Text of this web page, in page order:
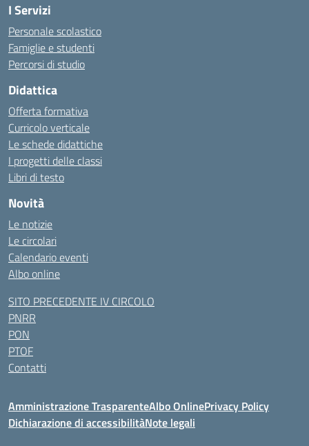
I Servizi
Personale scolastico
Famiglie e studenti
Percorsi di studio
Didattica
Offerta formativa
Curricolo verticale
Le schede didattiche
I progetti delle classi
Libri di testo
Novità
Le notizie
Le circolari
Calendario eventi
Albo online
SITO PRECEDENTE IV CIRCOLO
PNRR
PON
PTOF
Contatti
Amministrazione TrasparenteAlbo OnlinePrivacy Policy
Dichiarazione di accessibilitàNote legali